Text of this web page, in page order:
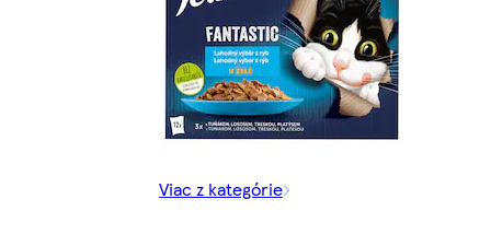
Viac z kategórie